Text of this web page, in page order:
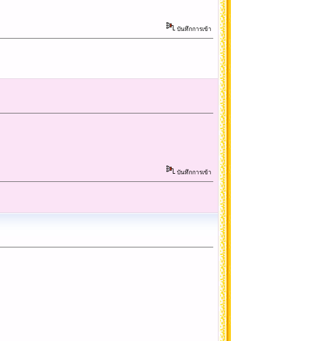
บันทึกการเข้า
บันทึกการเข้า